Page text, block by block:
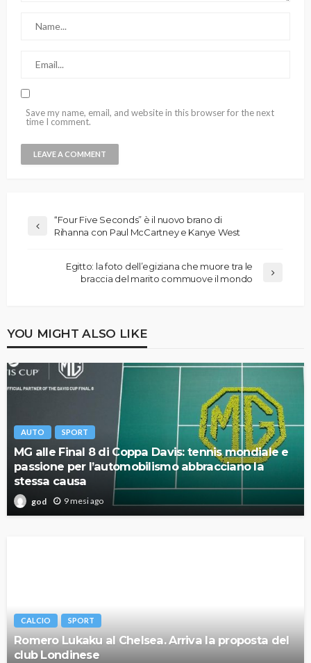
Save my name, email, and website in this browser for the next
time I comment.
“Four Five Seconds” è il nuovo brano di
Rihanna con Paul McCartney e Kanye West
Egitto: la foto dell’egiziana che muore tra le
braccia del marito commuove il mondo
YOU MIGHT ALSO LIKE
AUTO SPORT
MG alle Final 8 di Coppa Davis: tennis mondiale e
passione per l’automobilismo abbracciano la
stessa causa
god 9 mesi ago
CALCIO SPORT
Romero Lukaku al Chelsea. Arriva la proposta del
club Londinese